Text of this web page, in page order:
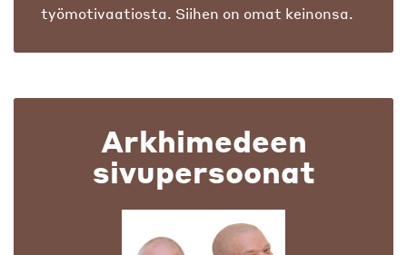
työmotivaatiosta. Siihen on omat keinonsa.
Arkhimedeen
sivupersoonat